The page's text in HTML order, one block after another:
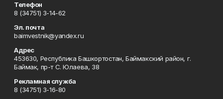
Телефон
8 (34751) 3-14-62
Эл. почта
baimvestnik@yandex.ru
Адрес
453630, Республика Башкортостан, Баймакский район, г.
Баймак, пр-т С. Юлаева, 38
Рекламная служба
8 (34751) 3-16-80